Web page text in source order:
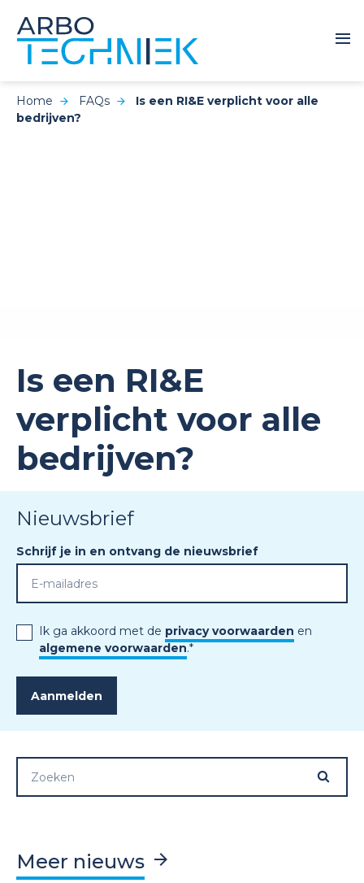
Home FAQs
Is een RI&E verplicht voor alle
bedrijven?
Is een RI&E
verplicht voor alle
bedrijven?
Nieuwsbrief
Schrijf je in en ontvang de nieuwsbrief
Ik ga akkoord met de privacy voorwaarden en
algemene voorwaarden.*
Meer nieuws